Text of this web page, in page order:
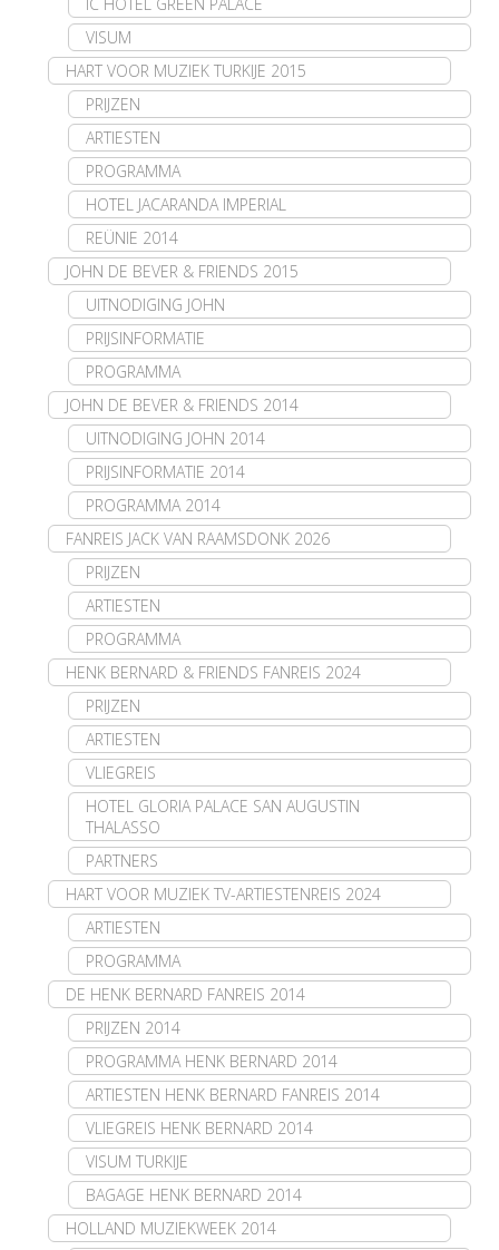
IC HOTEL GREEN PALACE
VISUM
HART VOOR MUZIEK TURKIJE 2015
PRIJZEN
ARTIESTEN
PROGRAMMA
HOTEL JACARANDA IMPERIAL
REÜNIE 2014
JOHN DE BEVER & FRIENDS 2015
UITNODIGING JOHN
PRIJSINFORMATIE
PROGRAMMA
JOHN DE BEVER & FRIENDS 2014
UITNODIGING JOHN 2014
PRIJSINFORMATIE 2014
PROGRAMMA 2014
FANREIS JACK VAN RAAMSDONK 2026
PRIJZEN
ARTIESTEN
PROGRAMMA
HENK BERNARD & FRIENDS FANREIS 2024
PRIJZEN
ARTIESTEN
VLIEGREIS
HOTEL GLORIA PALACE SAN AUGUSTIN
THALASSO
PARTNERS
HART VOOR MUZIEK TV-ARTIESTENREIS 2024
ARTIESTEN
PROGRAMMA
DE HENK BERNARD FANREIS 2014
PRIJZEN 2014
PROGRAMMA HENK BERNARD 2014
ARTIESTEN HENK BERNARD FANREIS 2014
VLIEGREIS HENK BERNARD 2014
VISUM TURKIJE
BAGAGE HENK BERNARD 2014
HOLLAND MUZIEKWEEK 2014